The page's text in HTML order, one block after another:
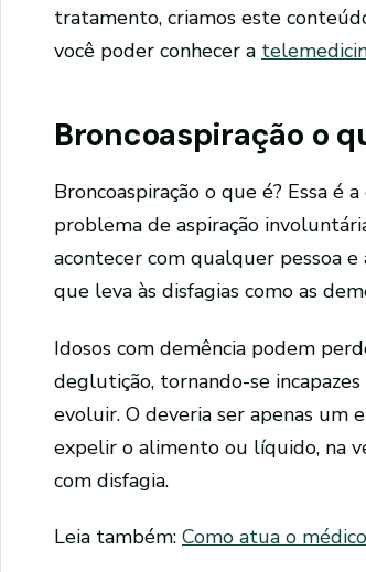
tratamento, criamos este
você poder conhecer a
Broncoaspiração o
Broncoaspiração o que é? Essa é
problema de aspiração
acontecer com qualquer pessoa
que leva às disfagias como as
Idosos com demência podem
deglutição, tornando-se
evoluir. O deveria ser apenas um
expelir o alimento ou líquido, na
com disfagia.
Leia também: Como atua o